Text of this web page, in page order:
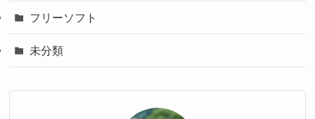
フリーソフト
未分類